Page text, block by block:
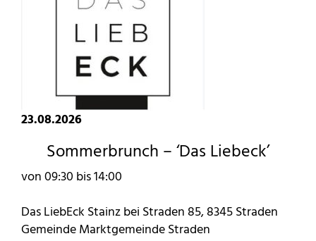
23.08.2026
Sommerbrunch – ‘Das Liebeck’
von 09:30 bis 14:00
Das LiebEck Stainz bei Straden 85, 8345 Straden
Gemeinde Marktgemeinde Straden